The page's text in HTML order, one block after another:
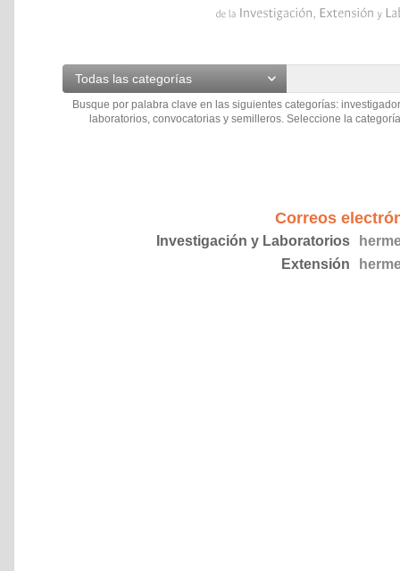
Todas las categorías
Busque por palabra clave en las siguientes categorías:
laboratorios, convocatorias y semilleros. Seleccione la
Correos
Investigación y Laboratorios
Extensión